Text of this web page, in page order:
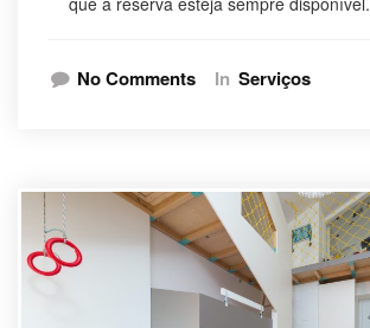
No Comments In Serviços